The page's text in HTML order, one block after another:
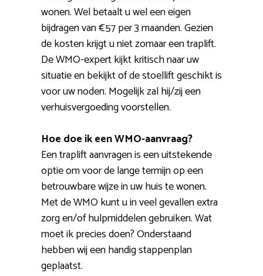
wonen. Wel betaalt u wel een eigen
bijdragen van €57 per 3 maanden. Gezien
de kosten krijgt u niet zomaar een traplift.
De WMO-expert kijkt kritisch naar uw
situatie en bekijkt of de stoellift geschikt is
voor uw noden. Mogelijk zal hij/zij een
verhuisvergoeding voorstellen.
Hoe doe ik een WMO-aanvraag?
Een traplift aanvragen is een uitstekende
optie om voor de lange termijn op een
betrouwbare wijze in uw huis te wonen.
Met de WMO kunt u in veel gevallen extra
zorg en/of hulpmiddelen gebruiken. Wat
moet ik precies doen? Onderstaand
hebben wij een handig stappenplan
geplaatst.